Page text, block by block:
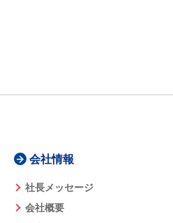
会社情報
社長メッセージ
会社概要